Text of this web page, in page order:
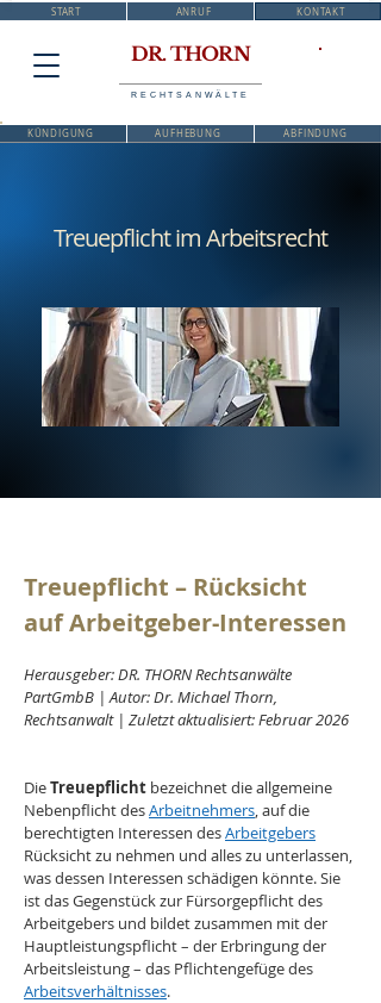
START ANRUF KONTAKT
DR. THORN
RECHTSANWÄLTE
KÜNDIGUNG AUFHEBUNG ABFINDUNG
Treuepflicht im Arbeitsrecht
Treuepflicht – Rücksicht
auf Arbeitgeber-Interessen
Herausgeber: DR. THORN Rechtsanwälte
PartGmbB | Autor: Dr. Michael Thorn,
Rechtsanwalt | Zuletzt aktualisiert: Februar 2026
Die Treuepflicht bezeichnet die allgemeine
Nebenpflicht des Arbeitnehmers, auf die
berechtigten Interessen des Arbeitgebers
Rücksicht zu nehmen und alles zu unterlassen,
was dessen Interessen schädigen könnte. Sie
ist das Gegenstück zur Fürsorgepflicht des
Arbeitgebers und bildet zusammen mit der
Hauptleistungspflicht – der Erbringung der
Arbeitsleistung – das Pflichtengefüge des
Arbeitsverhältnisses.